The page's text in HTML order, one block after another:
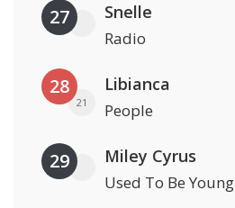
27 Snelle
Radio
28
21
Libianca
People
29 Miley Cyrus
Used To Be Young